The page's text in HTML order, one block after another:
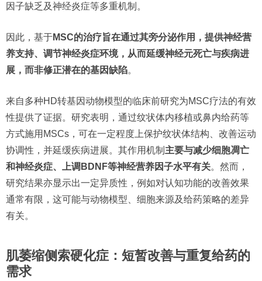
因子缺乏及神经炎症等多重机制。
因此，基于MSC的治疗旨在通过其旁分泌作用，提供神经营
养支持、调节神经炎症环境，从而延缓神经元死亡与疾病进
展，而非修正潜在的基因缺陷。
来自多种HD转基因动物模型的临床前研究为MSC疗法的有效
性提供了证据。研究表明，通过纹状体内移植或鼻内给药等
方式施用MSCs，可在一定程度上保护纹状体结构、改善运动
协调性，并延缓疾病进展。其作用机制 主要与减少细胞凋亡
和神经炎症、上调BDNF等神经营养因子水平有关。然而，
研究结果亦显示出一定异质性，例如对认知功能的改善效果
通常有限，这可能与动物模型、细胞来源及给药策略的差异
有关。
肌萎缩侧索硬化症：短暂改善与重复给药的
需求